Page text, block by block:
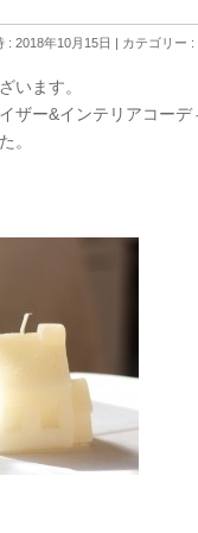
: 2018年10月15日 カテゴリー :
います。
ザー&インテリアコーデ
。